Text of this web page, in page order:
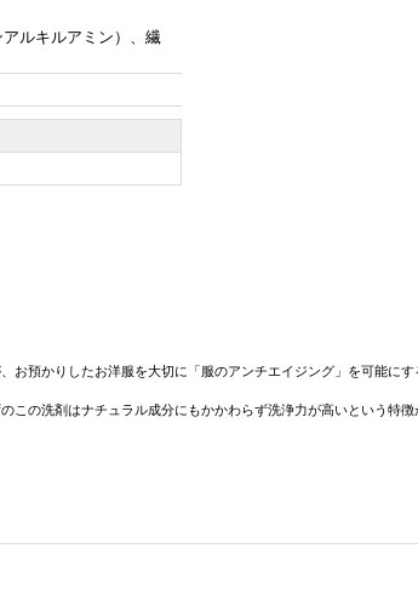
ルキルアミン）、繊
預かりしたお洋服を大切に「服のアンチエイジング」を可能に
の洗剤はナチュラル成分にもかかわらず洗浄力が高いという特